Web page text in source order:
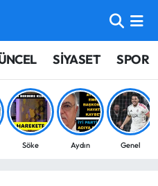
SİYASET SPOR
Söke Aydın Genel